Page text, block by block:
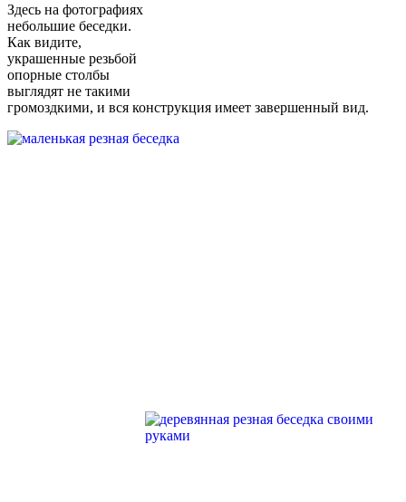
Здесь на фотографиях
небольшие беседки.
Как видите,
украшенные резьбой
опорные столбы
выглядят не такими
громоздкими, и вся конструкция имеет завершенный вид.